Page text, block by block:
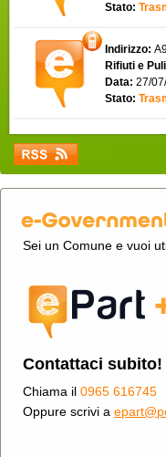
Stato:
Indirizzo:
Rifiuti e
Data: 27/
Stato:
Sei un Comune e vuoi
Contattaci subito!
Chiama il 0965 616745
Oppure scrivi a